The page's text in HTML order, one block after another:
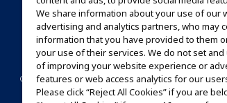
CONTACT USCookie SettingsPRIVACY POLICYGLOBAL
©Eiichiro Oda/Shueisha©Eiichiro Oda/Shueisha, Toei
We share information about your use of our
advertising and analytics partners, who may
information that you have provided to them
your use of their services. We do not set
of improving your website experience or
features or web access analytics for our
Please click “Reject All Cookies” if you are